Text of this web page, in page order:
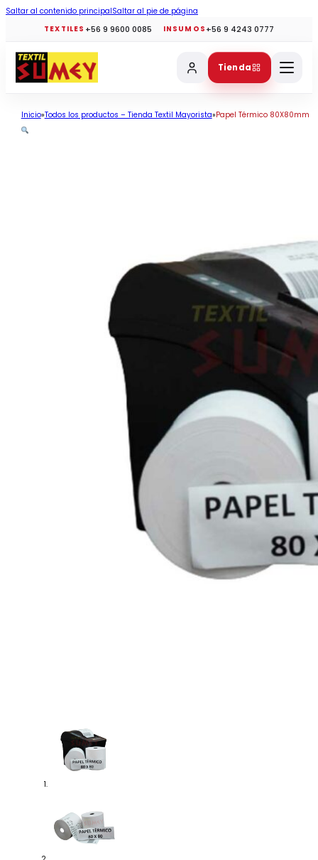
Saltar al contenido principalSaltar al pie de página
TEXTILES +56 9 9600 0085 INSUMOS +56 9 4243 0777
Tienda
Inicio Todos los productos – Tienda Textil Mayorista Papel Térmico 80X80mm